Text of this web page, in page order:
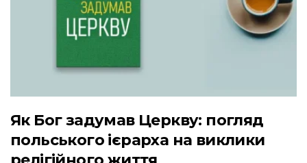
Як Бог задумав Церкву: погляд
польського ієрарха на виклики